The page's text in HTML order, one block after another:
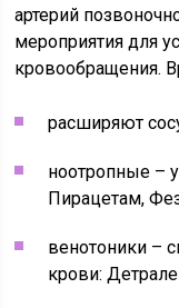
артерий
мероприятия для
кровообращения.
расширяют
ноотропные –
Пирацетам,
венотоники –
крови: